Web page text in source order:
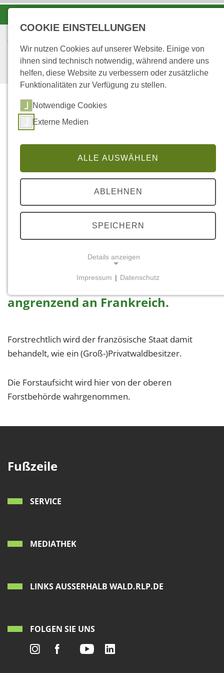
STARTSEITE
...
MUNDATWALD
Mundatwald
Der französische Staat besitzt mit
dem sogenannten Mundatwald
rund 680 ha Waldfläche auf
deutschem Hoheitsgebiet im
südlichen Teil des Forstamtes,
angrenzend an Frankreich.
Forstrechtlich wird der französische Staat damit
behandelt, wie ein (Groß-)Privatwaldbesitzer.
Die Forstaufsicht wird hier von der oberen
Forstbehörde wahrgenommen.
Fußzeile
SERVICE
MEDIATHEK
LINKS AUSSERHALB WALD.RLP.DE
FOLGEN SIE UNS
COOKIE EINSTELLUNGEN
Wir nutzen Cookies auf unserer Website. Einige von
ihnen sind technisch notwendig, während andere uns
helfen, diese Website zu verbessern oder zusätzliche
Funktionalitäten zur Verfügung zu stellen.
Notwendige Cookies
Externe Medien
ALLE AUSWÄHLEN
ABLEHNEN
SPEICHERN
Details anzeigen
Notwendige Cookies ermöglichen grundlegende
Einverständnis-Cookie
cookie_consent
Zweck:
Um Inhalte von Videoplattformen und Social Media
Vimeo
Impressum | Datenschutz